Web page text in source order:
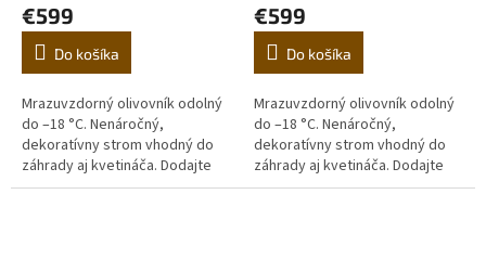
€599
Do košíka
Mrazuvzdorný olivovník odolný
do –18 °C. Nenáročný,
dekoratívny strom vhodný do
záhrady aj kvetináča. Dodajte
domovu stredomorskú
€599
Do košíka
Mrazuvzdorný olivovník odolný
do –18 °C. Nenáročný,
dekoratívny strom vhodný do
záhrady aj kvetináča. Dodajte
domovu stredomorskú